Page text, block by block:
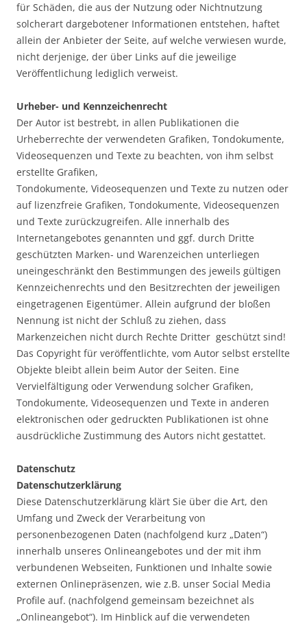
für Schäden, die aus der Nutzung oder Nichtnutzung
solcherart dargebotener Informationen entstehen, haftet
allein der Anbieter der Seite, auf welche verwiesen wurde,
nicht derjenige, der über Links auf die jeweilige
Veröffentlichung lediglich verweist.
Urheber- und Kennzeichenrecht
Der Autor ist bestrebt, in allen Publikationen die
Urheberrechte der verwendeten Grafiken, Tondokumente,
Videosequenzen und Texte zu beachten, von ihm selbst
erstellte Grafiken,
Tondokumente, Videosequenzen und Texte zu nutzen oder
auf lizenzfreie Grafiken, Tondokumente, Videosequenzen
und Texte zurückzugreifen. Alle innerhalb des
Internetangebotes genannten und ggf. durch Dritte
geschützten Marken- und Warenzeichen unterliegen
uneingeschränkt den Bestimmungen des jeweils gültigen
Kennzeichenrechts und den Besitzrechten der jeweiligen
eingetragenen Eigentümer. Allein aufgrund der bloßen
Nennung ist nicht der Schluß zu ziehen, dass
Markenzeichen nicht durch Rechte Dritter geschützt sind!
Das Copyright für veröffentlichte, vom Autor selbst erstellte
Objekte bleibt allein beim Autor der Seiten. Eine
Vervielfältigung oder Verwendung solcher Grafiken,
Tondokumente, Videosequenzen und Texte in anderen
elektronischen oder gedruckten Publikationen ist ohne
ausdrückliche Zustimmung des Autors nicht gestattet.
Datenschutz
Datenschutzerklärung
Diese Datenschutzerklärung klärt Sie über die Art, den
Umfang und Zweck der Verarbeitung von
personenbezogenen Daten (nachfolgend kurz „Daten“)
innerhalb unseres Onlineangebotes und der mit ihm
verbundenen Webseiten, Funktionen und Inhalte sowie
externen Onlinepräsenzen, wie z.B. unser Social Media
Profile auf. (nachfolgend gemeinsam bezeichnet als
„Onlineangebot“). Im Hinblick auf die verwendeten